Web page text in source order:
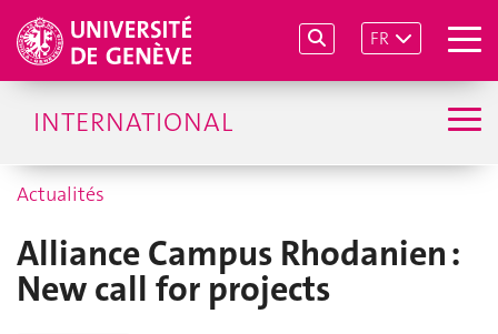
FR
INTERNATIONAL
Actualités
Alliance Campus Rhodanien :
New call for projects